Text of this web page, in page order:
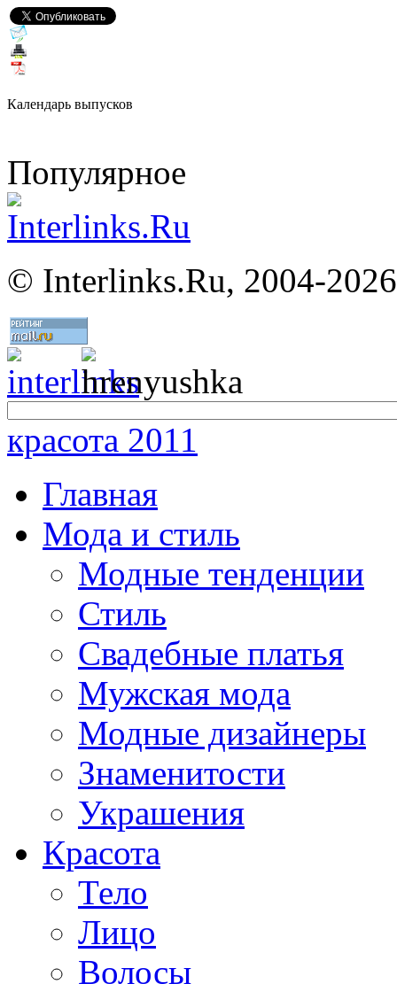
Календарь выпусков
Популярное
© Interlinks.Ru, 2004-2026
красота 2011
Главная
Мода и стиль
Модные тенденции
Стиль
Свадебные платья
Мужская мода
Модные дизайнеры
Знаменитости
Украшения
Красота
Тело
Лицо
Волосы